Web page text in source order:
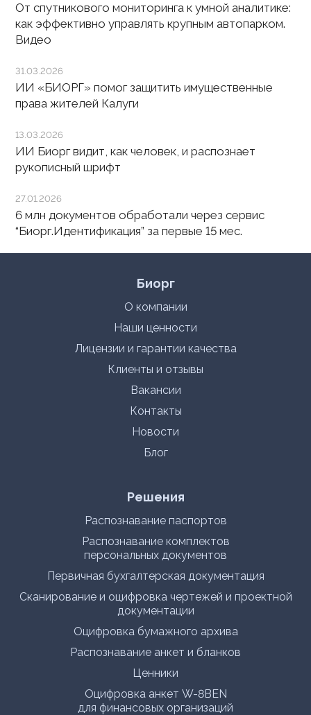
От спутникового мониторинга к умной аналитике:
как эффективно управлять крупным автопарком.
Видео
31.03.2026
ИИ «БИОРГ» помог защитить имущественные
права жителей Калуги
13.03.2026
ИИ Биорг видит, как человек, и распознает
рукописный шрифт
27.01.2026
6 млн документов обработали через сервис
“Биорг.Идентификация” за первые 15 мес.
Биорг
О компании
Наши ценности
Лицензии и гарантии качества
Клиенты и отзывы
Вакансии
Контакты
Новости
Блог
Решения
Распознавание паспортов
Распознавание комплектов
персональных документов
Первичная бухгалтерская документация
Сканирование и оцифровка чертежей и проектной
документации
Оцифровка бумажного архива
Распознавание анкет и бланков
Ценники
Оцифровка анкет W-8BEN
для финансовых организаций